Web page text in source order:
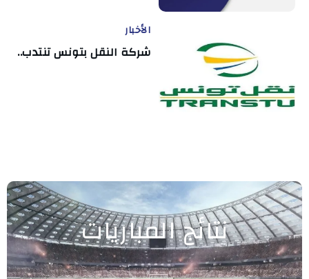
الأخبار
شركة النقل بتونس تنتدب..
نتائج المباريات